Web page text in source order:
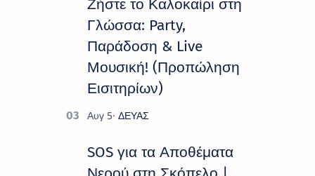
πρόγραμμα εκδ…
Ζήστε το Καλοκαίρι στη
Γλώσσα: Party,
Παράδοση & Live
Μουσική! (Προπώληση
Εισιτηρίων)
SOS για τα Αποθέματα